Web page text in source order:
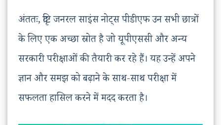
अंततः, दृष्टि जनरल साइंस नोट्स पीडीएफ उन सभी छात्रों
के लिए एक अच्छा स्रोत है जो यूपीएससी और अन्य
सरकारी परीक्षाओं की तैयारी कर रहे हैं। यह उन्हें अपने
ज्ञान और समझ को बढ़ाने के साथ-साथ परीक्षा में
सफलता हासिल करने में मदद करता है।